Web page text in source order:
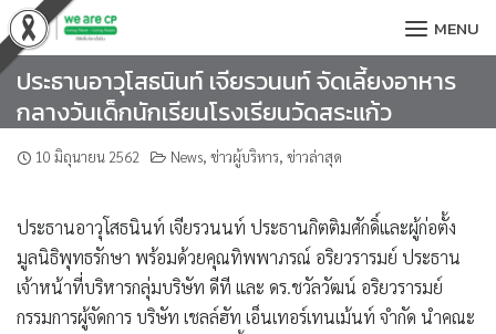
Skip
to
content
MENU
ประธานอาวุโสธนินท์ เจียรวนนท์ จัดเลี้ยงอาหาร
กลางวันเด็กนักเรียนโรงเรียนวัดสระแก้ว
10 มิถุนายน 2562 News, ข่าวผู้บริหาร, ข่าวล่าสุด
ประธานอาวุโสธนินท์ เจียรวนนท์ ประธานกิตติมศักดิ์และผู้ก่อตั้ง
มูลนิธิพุทธรักษา พร้อมด้วยคุณทิพพาภรณ์ อริยวรารมย์ ประธาน
เจ้าหน้าที่บริหารกลุ่มบริษัท ดีที และ ดร.ชวัลวัฒน์ อริยวรารมย์
กรรมการผู้จัดการ บริษัท เชลล์ฮัท เอ็นเทอร์เทนเม้นท์ จำกัด นำคณะ